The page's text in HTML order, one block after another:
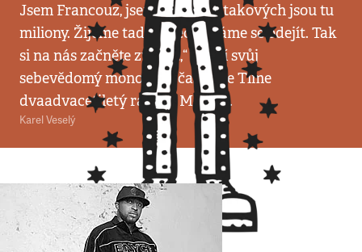
Jsem Francouz, jsem muslim a takových jsou tu
miliony. Žijeme tady a nechystáme se odejít. Tak
si na nás začněte zvykat,“ končí svůj
sebevědomý monolog v časopise Time
dvaadvacetiletý rapper Médine.
Karel Veselý